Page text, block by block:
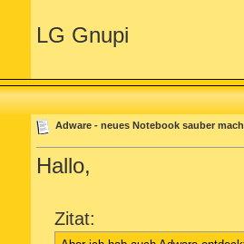
LG Gnupi
Adware - neues Notebook sauber
Hallo,
Zitat: